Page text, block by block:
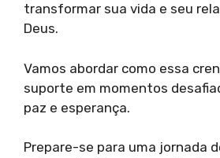
transformar sua vida e seu
Deus.
Vamos abordar como essa
suporte em momentos
paz e esperança.
Prepare-se para uma jornada